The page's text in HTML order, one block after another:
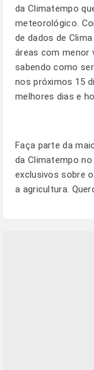
da Climatempo
meteorológico.
de dados de
áreas com menor
sabendo como
nos próximos 15
melhores dias e
Faça parte da
da Climatempo
exclusivos sobre
a agricultura.